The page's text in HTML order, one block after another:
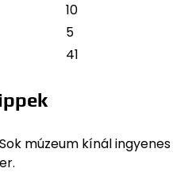
10
5
41
múzeum kínál ingyenes